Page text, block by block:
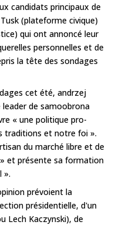
candidats principaux de
(plateforme civique)
qui ont annoncé leur
personnelles et de
la tête des sondages
cet été, andrzej
leader de samoobrona
« une politique pro-
traditions et notre foi ».
du marché libre et de
et présente sa formation
».
prévoient la
présidentielle, d'un
Lech Kaczynski), de